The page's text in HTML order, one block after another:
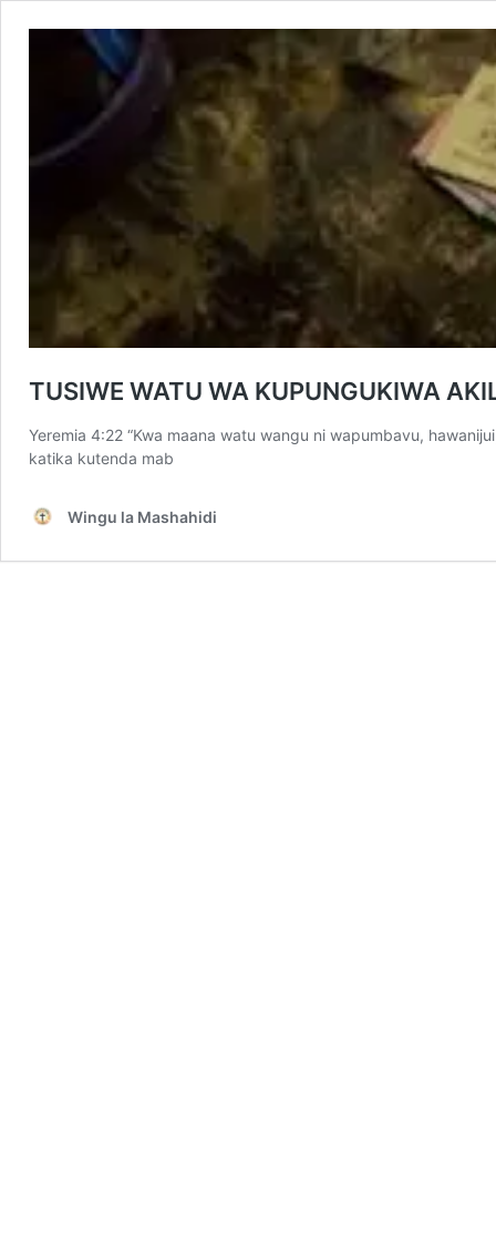
TUSIWE WATU WA KUPUNGUKIWA
Yeremia 4:22 “Kwa maana watu wangu ni wapumbavu,
katika kutenda mab
Wingu la Mashahidi